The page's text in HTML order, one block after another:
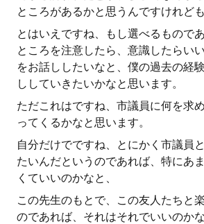
ところがあるかと思うんですけれども
とはいえですね、もし選べるもので
ところを注意したら、意識したらい
をお話ししたいなと、僕の過去の経
ししていきたいかなと思います。
ただこれはですね、市議員に何を求
ってくるかなと思います。
自分だけでですね、とにかく市議員
たいんだというのであれば、特にあ
くていいのかなと、
この先生のもとで、この友人たちと
のであれば、それはそれでいいのか